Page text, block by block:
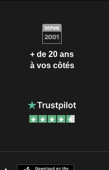
+ de 20 ans
à vos côtés